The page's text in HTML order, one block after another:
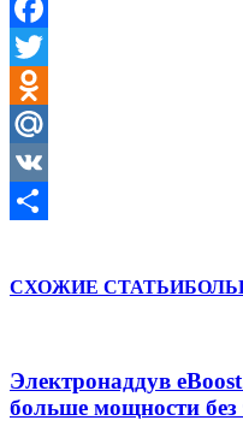
Facebook
Twitter
Odnoklassniki
Mail.Ru
VK
СХОЖИЕ СТАТЬИ
Электронаддув
больше мощности